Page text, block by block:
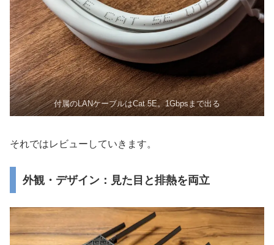
付属のLANケーブルはCat 5E。1Gbpsまで出る
それではレビューしていきます。
外観・デザイン：見た目と排熱を両立